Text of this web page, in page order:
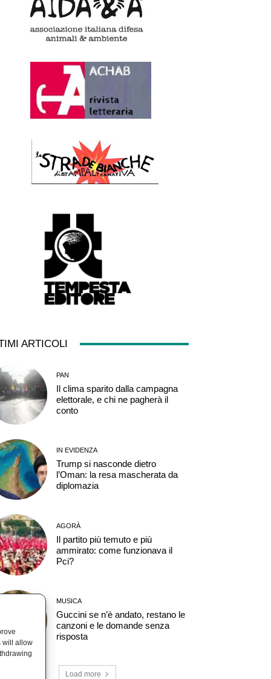
will allow
ARTICOLI
PAN
Il clima sparito dalla campagna
elettorale, e chi ne pagherà il
conto
IN EVIDENZA
Trump si nasconde dietro
l’Oman: la resa mascherata da
diplomazia
AGORÀ
Il partito più temuto e più
ammirato: come funzionava il
Pci?
MUSICA
Guccini se n’è andato, restano le
canzoni e le domande senza
risposta
Load more